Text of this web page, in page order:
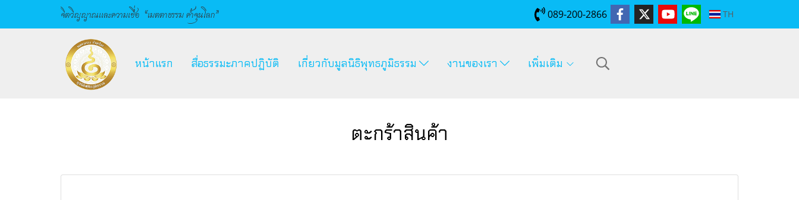
จิตวิญญาณและความเชื่อ “เมตตาธรรม ค้ำจุนโลก” 089-200-2866 TH
หน้าแรก สื่อธรรมะภาคปฏิบัติ เกี่ยวกับมูลนิธิพุทธภูมิธรรม งานของเรา เพิ่มเติม
ตะกร้าสินค้า